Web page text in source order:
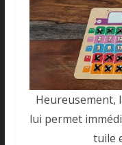
Heureusement,
lui permet
tuile